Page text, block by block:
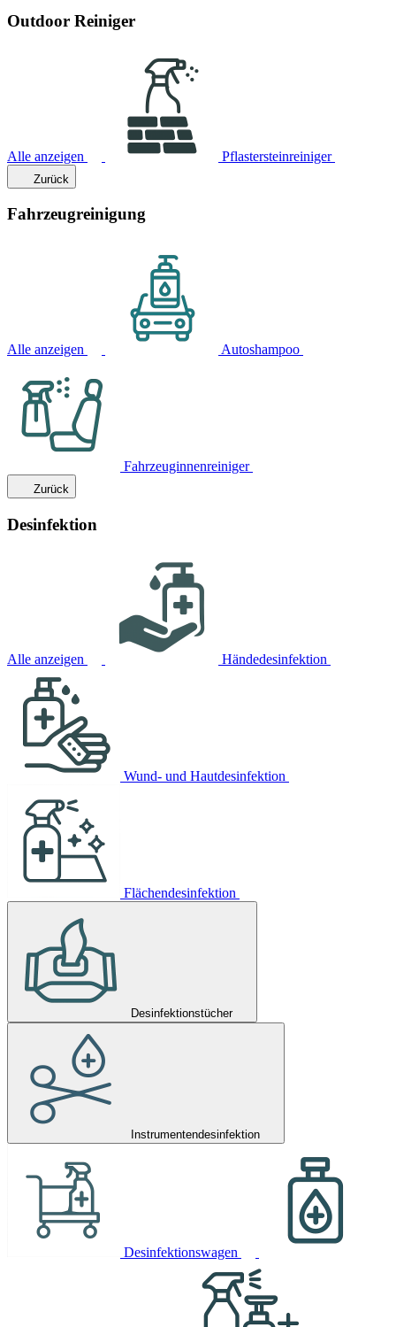
Outdoor Reiniger
Alle anzeigen Pflastersteinreiniger
Zurück
Fahrzeugreinigung
Alle anzeigen Autoshampoo
Fahrzeuginnenreiniger
Zurück
Desinfektion
Alle anzeigen Händedesinfektion
Wund- und Hautdesinfektion
Flächendesinfektion
Desinfektionstücher
Instrumentendesinfektion
Desinfektionswagen